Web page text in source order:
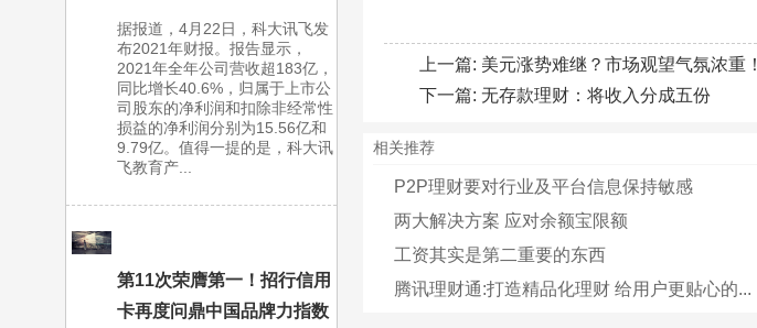
据报道，4月22日，科大讯飞发
布2021年财报。报告显示，
2021年全年公司营收超183亿，
同比增长40.6%，归属于上市公
司股东的净利润和扣除非经常性
损益的净利润分别为15.56亿和
9.79亿。值得一提的是，科大讯
飞教育产...
第11次荣膺第一！招行信用
卡再度问鼎中国品牌力指数
上一篇: 美元涨势难继？市场观望气氛浓重！
下一篇: 无存款理财：将收入分成五份
相关推荐
P2P理财要对行业及平台信息保持敏感
两大解决方案 应对余额宝限额
工资其实是第二重要的东西
腾讯理财通:打造精品化理财 给用户更贴心的...